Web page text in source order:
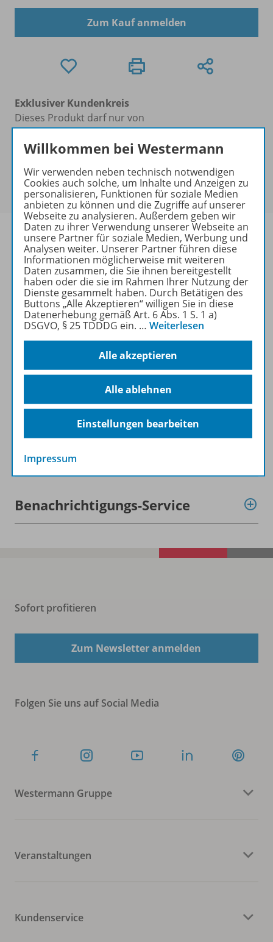
Zum Kauf anmelden
Exklusiver Kundenkreis
Dieses Produkt darf nur von
Ausbildern/Ausbilderinnen, Dozenten/Dozentinnen,
Erziehern/Erzieherinnen, Lehrkräften,
Studenten/Studentinnen und Universitätslehrenden
erworben werden.
Produktinformationen
Beschreibung
Lizenzbedingungen
Zugehörige Produkte
Demoversion
Benachrichtigungs-Service
Sofort profitieren
Zum Newsletter anmelden
Folgen Sie uns auf Social Media
Westermann Gruppe
Veranstaltungen
Kundenservice
Willkommen bei Westermann
Wir verwenden neben technisch notwendigen
Cookies auch solche, um Inhalte und Anzeigen zu
personalisieren, Funktionen für soziale Medien
anbieten zu können und die Zugriffe auf unserer
Webseite zu analysieren. Außerdem geben wir
Daten zu ihrer Verwendung unserer Webseite an
unsere Partner für soziale Medien, Werbung und
Analysen weiter. Unserer Partner führen diese
Informationen möglicherweise mit weiteren
Daten zusammen, die Sie ihnen bereitgestellt
haben oder die sie im Rahmen Ihrer Nutzung der
Dienste gesammelt haben. Durch Betätigen des
Buttons „Alle Akzeptieren“ willigen Sie in diese
Datenerhebung gemäß Art. 6 Abs. 1 S. 1 a)
DSGVO, § 25 TDDDG ein. … Weiterlesen
Alle akzeptieren
Alle ablehnen
Einstellungen bearbeiten
Impressum